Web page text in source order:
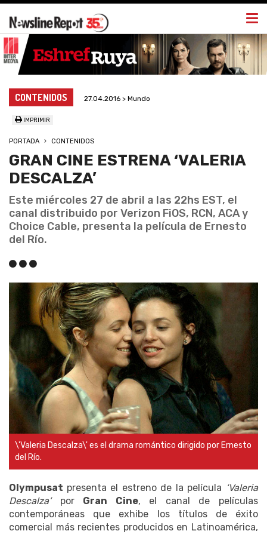
CONTENIDOS 27.04.2016 > Mundo
IMPRIMIR
PORTADA CONTENIDOS
GRAN CINE ESTRENA ‘VALERIA
DESCALZA’
Este miércoles 27 de abril a las 22hs EST, el
canal distribuido por Verizon FiOS, RCN, ACA y
Choice Cable, presenta la película de Ernesto
del Río.
\'Valeria Descalza\' es el drama romántico dirigido por Ernesto
del Río.
Olympusat presenta el estreno de la película ‘Valeria
Descalza’ por Gran Cine, el canal de películas
contemporáneas que exhibe los títulos de éxito
comercial más recientes producidos en Latinoamérica,